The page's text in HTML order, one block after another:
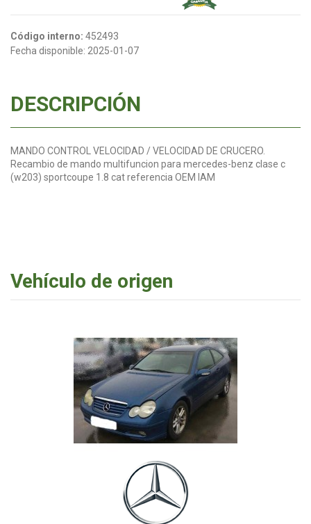
Código interno: 452493
Fecha disponible: 2025-01-07
DESCRIPCIÓN
MANDO CONTROL VELOCIDAD / VELOCIDAD DE CRUCERO.
Recambio de mando multifuncion para mercedes-benz clase c
(w203) sportcoupe 1.8 cat referencia OEM IAM
Vehículo de origen